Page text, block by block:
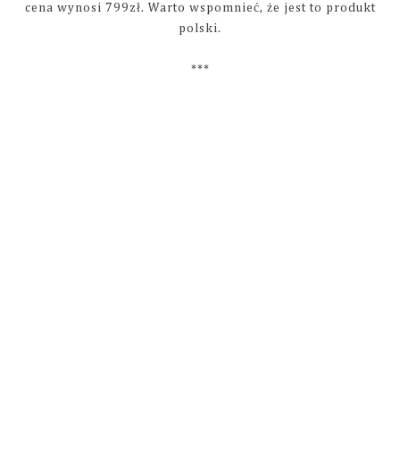
cena wynosi 799zł. Warto wspomnieć, że jest to produkt
polski.
***